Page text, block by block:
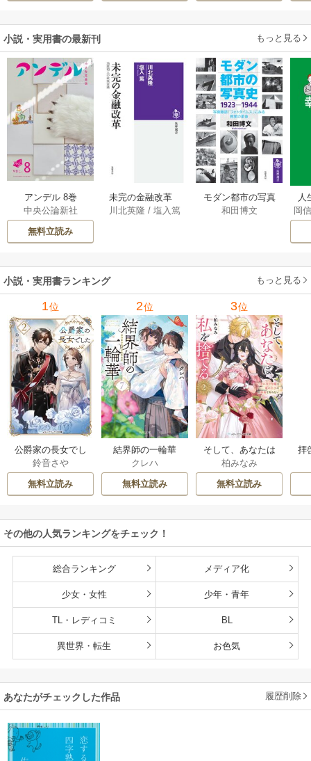
小説・実用書の最新刊 もっと見る
アンデル 8巻
中央公論新社
無料立読み
未完の金融改革
――池尾和人の政
川北英隆 /塩入篤
モダン都市の写真
史 1923－1944
和田博文
人
教
岡
小説・実用書ランキング もっと見る
1位
公爵家の長女でし
た
鈴音さや
無料立読み
2位
結界師の一輪華
クレハ
無料立読み
3位
そして、あなたは
私を捨てる
柏みなみ
無料立読み
拝
その他の人気ランキングをチェック！
総合ランキング メディア化
少女・女性 少年・青年
TL・レディコミ BL
異世界・転生 お色気
あなたがチェックした作品 履歴削除